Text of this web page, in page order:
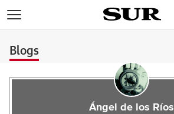
Blogs
Ángel de los Ríos